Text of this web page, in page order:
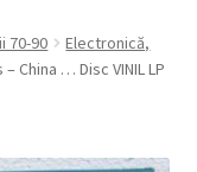
70-90
Electronică,
– China … Disc VINIL LP